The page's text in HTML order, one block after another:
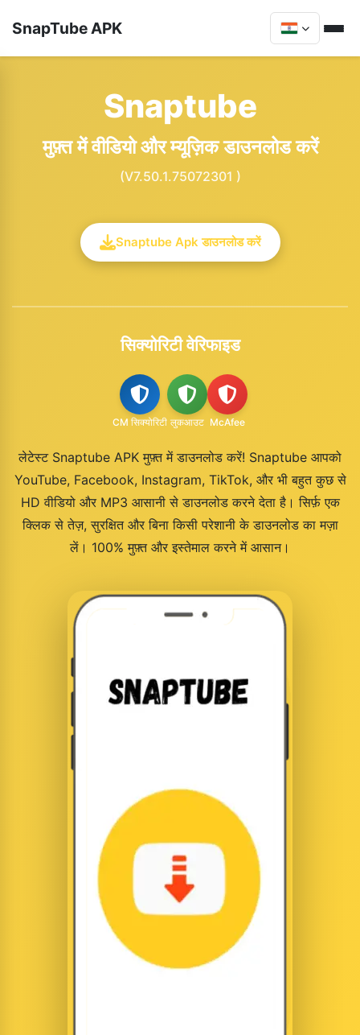
SnapTube APK
Snaptube
मुफ़्त में वीडियो और म्यूज़िक डाउनलोड करें
(V7.50.1.75072301 )
Snaptube Apk डाउनलोड करें
सिक्योरिटी वेरिफाइड
CM सिक्योरिटी लुकआउट McAfee
लेटेस्ट Snaptube APK मुफ़्त में डाउनलोड करें! Snaptube आपको
YouTube, Facebook, Instagram, TikTok, और भी बहुत कुछ से
HD वीडियो और MP3 आसानी से डाउनलोड करने देता है। सिर्फ़ एक
क्लिक से तेज़, सुरक्षित और बिना किसी परेशानी के डाउनलोड का मज़ा
लें। 100% मुफ़्त और इस्तेमाल करने में आसान।